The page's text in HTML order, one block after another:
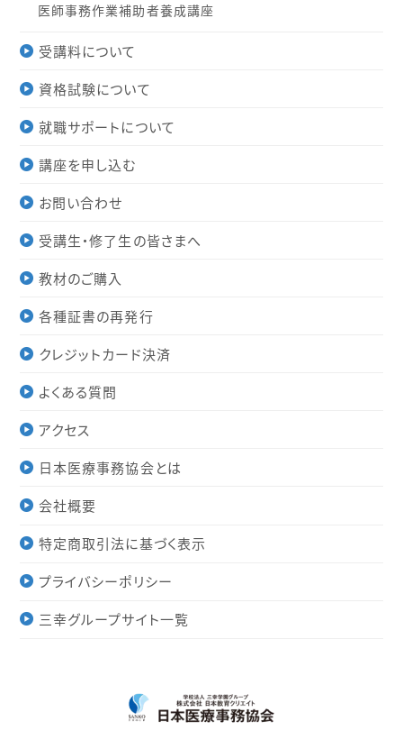
医師事務作業補助者養成講座
受講料について
資格試験について
就職サポートについて
講座を申し込む
お問い合わせ
受講生・修了生の皆さまへ
教材のご購入
各種証書の再発行
クレジットカード決済
よくある質問
アクセス
日本医療事務協会とは
会社概要
特定商取引法に基づく表示
プライバシーポリシー
三幸グループサイト一覧